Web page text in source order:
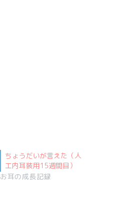
ちょうだいが言えた（人
工内耳装用15週間目）
お耳の成長記録